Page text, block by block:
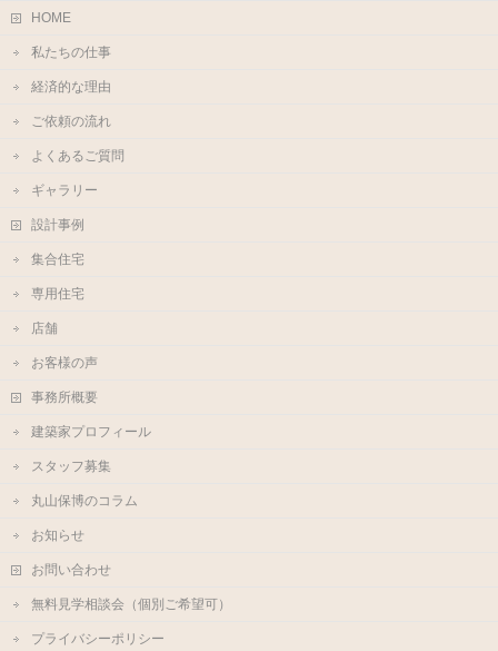
HOME
私たちの仕事
経済的な理由
ご依頼の流れ
よくあるご質問
ギャラリー
設計事例
集合住宅
専用住宅
店舗
お客様の声
事務所概要
建築家プロフィール
スタッフ募集
丸山保博のコラム
お知らせ
お問い合わせ
無料見学相談会（個別ご希望可）
プライバシーポリシー